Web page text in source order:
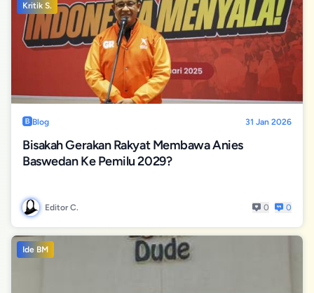
Kritik S.
Blog 31 Jan 2026
Bisakah Gerakan Rakyat Membawa Anies
Baswedan Ke Pemilu 2029?
Editor C. 0 0
Ide BM